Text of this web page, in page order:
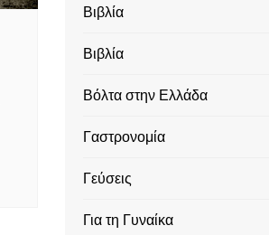
Βιβλία
Βιβλία
Βόλτα στην Ελλάδα
Γαστρονομία
Γεύσεις
Για τη Γυναίκα